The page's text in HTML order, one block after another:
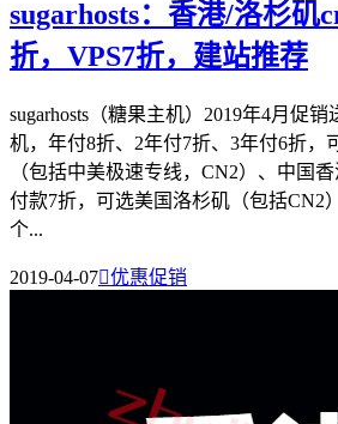
sugarhosts：香港/洛杉矶
折，VPS7折，建站推荐
sugarhosts（糖果主机）2019年4月促
机，年付8折、2年付7折、3年付6折，
（包括中美极速专线，CN2）、中国
付款7折，可选美国洛杉矶（包括CN2
个...
2019-04-07优惠促销